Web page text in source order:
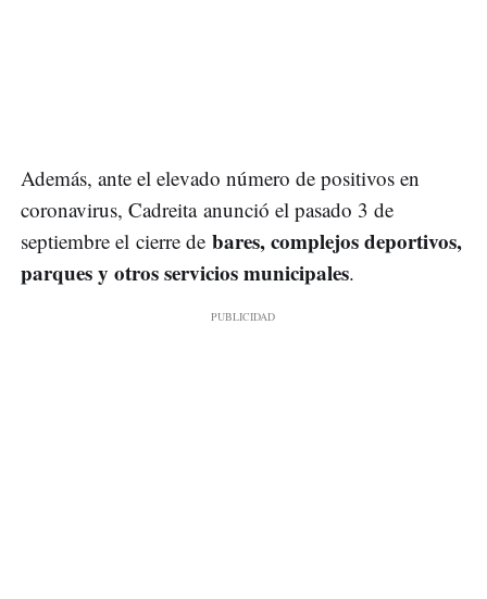
Además, ante el elevado número de positivos en
coronavirus, Cadreita anunció el pasado 3 de
septiembre el cierre de bares, complejos deportivos,
parques y otros servicios municipales.